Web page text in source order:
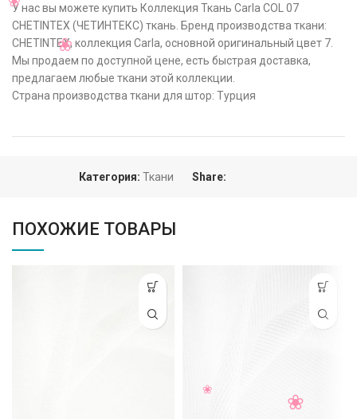
У нас вы можете купить Коллекция Ткань Carla COL 07
CHETINTEX (ЧЕТИНТЕКС) ткань. Бренд производства ткани:
CHETINTEX, коллекция Carla, основной оригинальный цвет 7.
Мы продаем по доступной цене, есть быстрая доставка,
предлагаем любые ткани этой коллекции.
Страна производства ткани для штор: Турция
Категория: Ткани Share:
ПОХОЖИЕ ТОВАРЫ